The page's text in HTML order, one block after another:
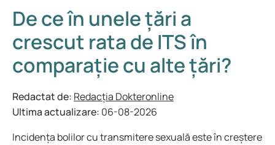
De ce în unele țări a
crescut rata de ITS în
comparație cu alte țări?
Redactat de: Redacția Dokteronline
Ultima actualizare: 06-08-2026
Incidența bolilor cu transmitere sexuală este în creștere